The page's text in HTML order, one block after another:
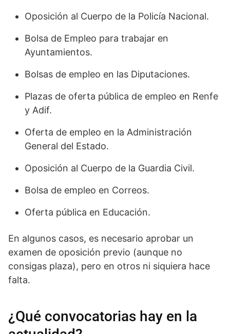
Oposición al Cuerpo de la Policía Nacional.
Bolsa de Empleo para trabajar en
Ayuntamientos.
Bolsas de empleo en las Diputaciones.
Plazas de oferta pública de empleo en Renfe
y Adif.
Oferta de empleo en la Administración
General del Estado.
Oposición al Cuerpo de la Guardia Civil.
Bolsa de empleo en Correos.
Oferta pública en Educación.
En algunos casos, es necesario aprobar un
examen de oposición previo (aunque no
consigas plaza), pero en otros ni siquiera hace
falta.
¿Qué convocatorias hay en la